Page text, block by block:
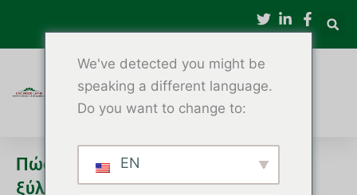
περιεχόμενο
Πώς να επιλέξετε τον σωστό τόρνο
ξύλου CNC
We've detected you might be
speaking a different language.
Do you want to change to:
EN